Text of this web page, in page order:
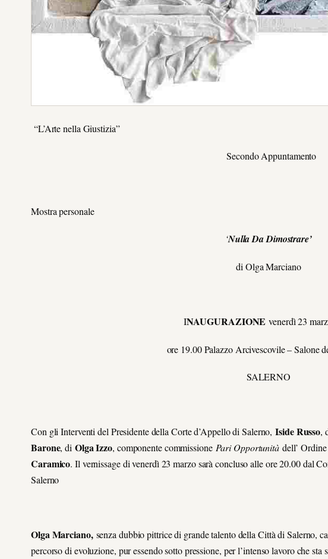
“L’Arte nella Giustizia”
Secondo Appuntamento
Mostra personale
‘Nulla Da Dimostrare’
di Olga Marciano
INAUGURAZIONEvenerdì 23
ore 19.00 Palazzo Arcivescovile – Salone
SALERNO
Con gli Interventi del Presidente della Corte d’Appello di Salerno,Iside Russo,
Barone, di Olga Izzo, componente commissione Pari Opportunitàdell’
Caramico. Il vernissage di venerdì 23 marzo sarà concluso alle ore 20.00 dal
Salerno
Olga Marciano, senza dubbio pittrice di grande talento della Città di Salerno,
percorso di evoluzione, pur essendo sotto pressione, per l’intenso lavoro che